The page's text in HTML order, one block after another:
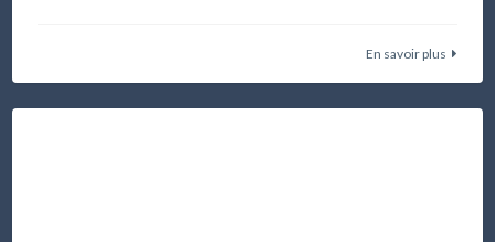
En savoir plus